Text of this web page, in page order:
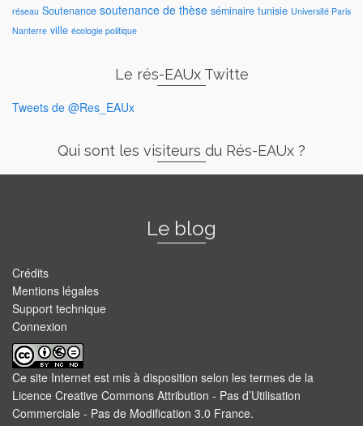
réseau Soutenance soutenance de thèse séminaire tunisie Université Paris
Nanterre ville écologie politique
Le rés-EAUx Twitte
Tweets de @Res_EAUx
Qui sont les visiteurs du Rés-EAUx ?
Le blog
Crédits
Mentions légales
Support technique
Connexion
Ce site Internet est mis à disposition selon les termes de la
Licence Creative Commons Attribution - Pas d’Utilisation
Commerciale - Pas de Modification 3.0 France.